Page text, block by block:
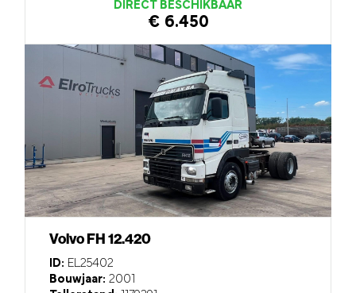
DIRECT BESCHIKBAAR
€ 6.450
Volvo FH 12.420
ID: EL25402
Bouwjaar: 2001